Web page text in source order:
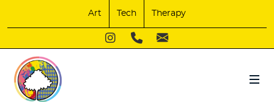
Art Tech Therapy